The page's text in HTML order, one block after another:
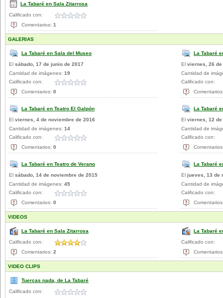
La Tabaré en Sala Zitarrosa
Calificado con:
Comentarios: 1
GALERIAS
La Tabaré en Sala del Museo
El sábado, 17 de junio de 2017
Cantidad de imágenes: 19
Calificado con:
Comentarios: 0
La Tabaré
El viernes, 26
Cantidad de
Calificado con:
La Tabaré en Teatro El Galpón
El viernes, 4 de noviembre de 2016
Cantidad de imágenes: 14
Calificado con:
Comentarios: 0
La Tabaré
El viernes, 12
Cantidad de
Calificado con:
La Tabaré en Teatro de Verano
El sábado, 14 de noviembre de 2015
Cantidad de imágenes: 45
Calificado con:
Comentarios: 0
La Tabaré
El jueves, 13 de
Cantidad de
Calificado con:
VIDEOS
La Tabaré en Sala Zitarrosa
Calificado con:
Comentarios: 2
La Tabaré
Calificado con:
VIDEO CLIPS
Tuercas nada, de La Tabaré
Calificado con: